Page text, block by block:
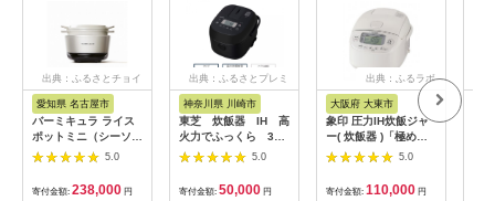
出典：ふるさとチョイ
愛知県 名古屋市
バーミキュラ ライス
ポットミニ（シーソル
トホワイト）【スマー
トパッケージ】
5.0
寄付金額: 238,000 円
出典：ふるさとプレミ
神奈川県 川崎市
東芝 炊飯器 IH 高
火力でふっくら 3
合 RC-5XW(K)
141305_KV49
5.0
寄付金額: 50,000 円
出典：ふるラボ
大阪府 大東市
象印 圧力IH炊飯ジャ
ー( 炊飯器 )「極め炊
き」NPRU05-WA(3合
炊き)ホワイト
5.0
寄付金額: 110,000 円